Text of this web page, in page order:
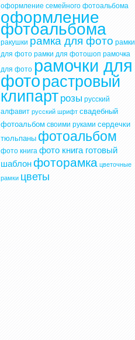
оформление семейного фотоальбома
оформление
фотоальбома
ракушки рамка для фото рамки
для фото рамки для фотошоп рамочка
для фото рамочки для
фоторастровый
клипарт розы русский
алфавит русский шрифт свадебный
фотоальбом своими руками сердечки
тюльпаны фотоальбом
фото книга фото книга готовый
шаблонфоторамка цветочные
рамки цветы